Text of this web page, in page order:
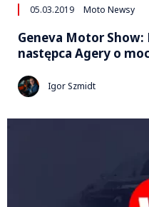
05.03.2019 Moto Newsy
Geneva Motor Show:
następca Agery o
Igor Szmidt